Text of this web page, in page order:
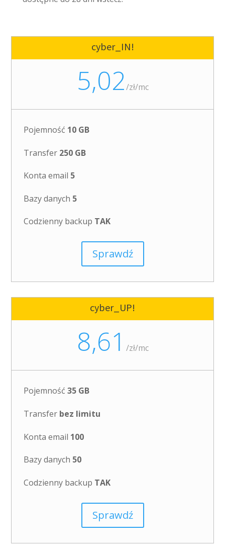
cyber_IN!
5,02/zł/mc
Pojemność 10 GB
Transfer 250 GB
Konta email 5
Bazy danych 5
Codzienny backup TAK
Sprawdź
cyber_UP!
8,61 /zł/mc
Pojemność35 GB
Transfer bez limitu
Konta email 100
Bazy danych 50
Codzienny backup TAK
Sprawdź